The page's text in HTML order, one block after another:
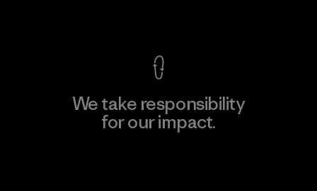
We take responsibility
for our impact.